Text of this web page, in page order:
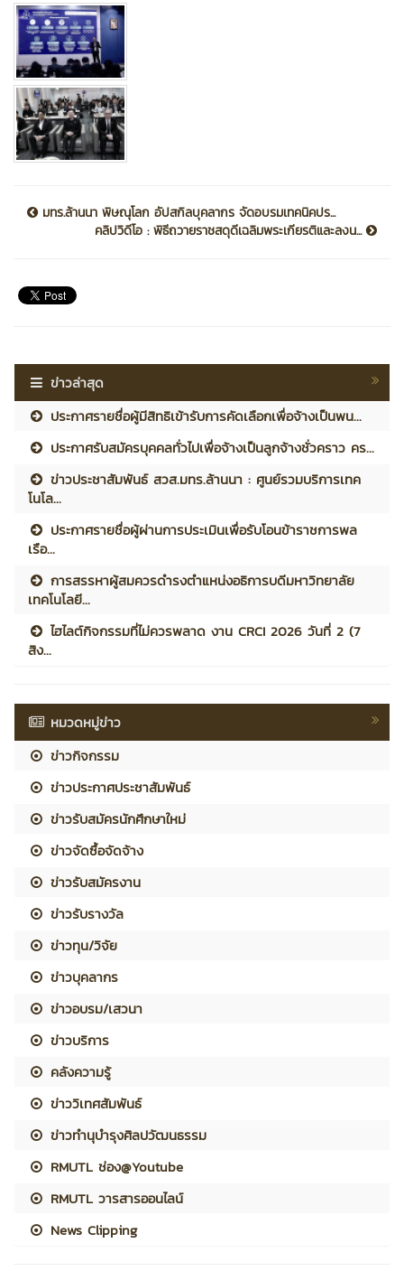
มทร.ล้านนา พิษณุโลก อัปสกิลบุคลากร จัดอบรมเทคนิคปร...
คลิปวิดีโอ : พิธีถวายราชสดุดีเฉลิมพระเกียรติและลงน...
ข่าวล่าสุด
ประกาศรายชื่อผู้มีสิทธิเข้ารับการคัดเลือกเพื่อจ้างเป็นพน...
ประกาศรับสมัครบุคคลทั่วไปเพื่อจ้างเป็นลูกจ้างชั่วคราว คร...
ข่าวประชาสัมพันธ์ สวส.มทร.ล้านนา : ศูนย์รวมบริการเทค
โนโล...
ประกาศรายชื่อผู้ผ่านการประเมินเพื่อรับโอนข้าราชการพล
เรือ...
การสรรหาผู้สมควรดำรงตำแหน่งอธิการบดีมหาวิทยาลัย
เทคโนโลยี...
ไฮไลต์กิจกรรมที่ไม่ควรพลาด งาน CRCI 2026 วันที่ 2 (7
สิง...
หมวดหมู่ข่าว
ข่าวกิจกรรม
ข่าวประกาศประชาสัมพันธ์
ข่าวรับสมัครนักศึกษาใหม่
ข่าวจัดซื้อจัดจ้าง
ข่าวรับสมัครงาน
ข่าวรับรางวัล
ข่าวทุน/วิจัย
ข่าวบุคลากร
ข่าวอบรม/เสวนา
ข่าวบริการ
คลังความรู้
ข่าววิเทศสัมพันธ์
ข่าวทำนุบำรุงศิลปวัฒนธรรม
RMUTL ช่อง@Youtube
RMUTL วารสารออนไลน์
News Clipping